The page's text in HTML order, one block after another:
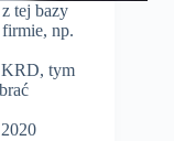
tej bazy
np.
KRD, tym